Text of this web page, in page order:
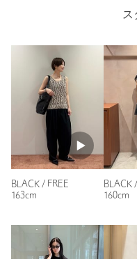
り、実際の色味と異なって
店舗へお問い合わせの際は
で下記の品名/品番をお申し
品名：OSOI BUCKET
注文キャンセル 対象商
返品 対象商品
ス
BLACK / FREE
163cm
BLACK
160cm